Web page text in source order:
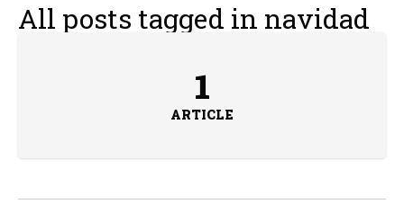
All posts tagged in navidad
1
ARTICLE